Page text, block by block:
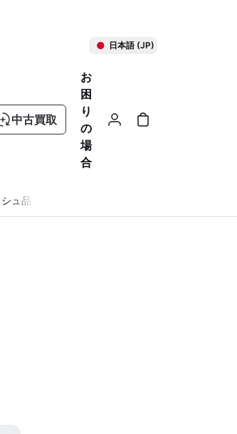
日本語 (JP)
中古買取
お
困
り
の
場
合
ュ品